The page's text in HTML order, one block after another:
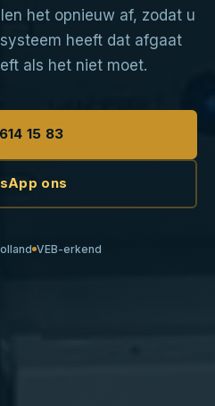
het opnieuw af, zodat u
heeft dat afgaat
als het niet moet.
15 83
ons
VEB-erkend